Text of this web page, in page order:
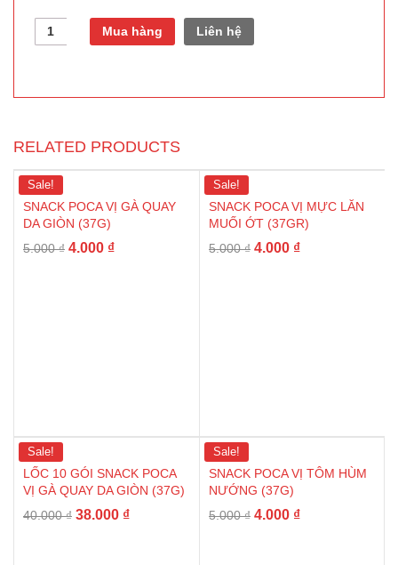
Quantity Mua hàng Liên hệ
RELATED PRODUCTS
Sale!
SNACK POCA VỊ GÀ QUAY
DA GIÒN (37G)
5.000₫ 4.000 ₫
Sale!
SNACK POCA VỊ MỰC LĂN
MUỐI ỚT (37GR)
5.000₫ 4.000 ₫
Sale!
LỐC 10 GÓI SNACK POCA
VỊ GÀ QUAY DA GIÒN (37G)
40.000₫ 38.000 ₫
Sale!
SNACK POCA VỊ TÔM HÙM
NƯỚNG (37G)
5.000₫ 4.000 ₫